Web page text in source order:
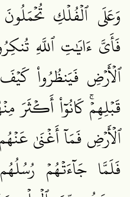
وَعَلَى ٱلۡفُلۡكِ تُحۡمَلُونَ
فَأَيَّ ءَايَٰتِ ٱللَّهِ
ٱلۡأَرۡضِ فَيَنظُرُواْ
قَبۡلِهِمۡۚ كَانُوٓاْ أَكۡثَرَ
ٱلۡأَرۡضِ فَمَآ أَغۡنَىٰ
فَلَمَّا جَآءَتۡهُمۡ